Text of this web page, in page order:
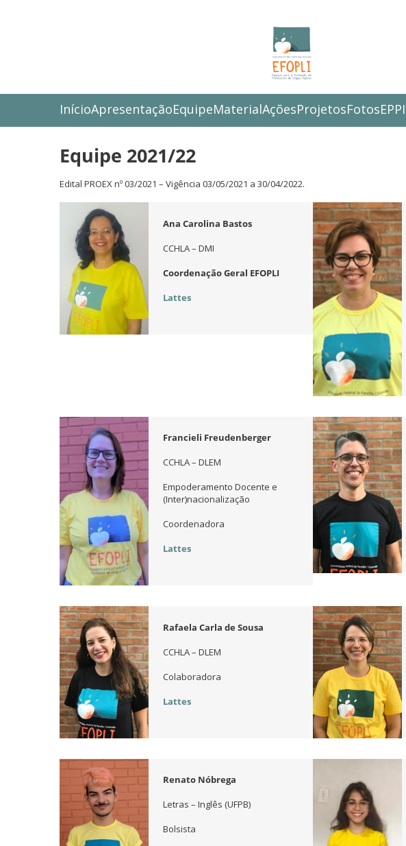
InícioApresentaçãoEquipeMaterialAçõesProjetosFotosEPPI
Equipe 2021/22
Edital PROEX nº 03/2021 – Vigência 03/05/2021 a 30/04/2022.
Ana Carolina Bastos
CCHLA – DMI
Coordenação Geral EFOPLI
Lattes
Francieli Freudenberger
CCHLA – DLEM
Empoderamento Docente e
(Inter)nacionalização
Coordenadora
Lattes
Rafaela Carla de Sousa
CCHLA – DLEM
Colaboradora
Lattes
Renato Nóbrega
Letras – Inglês (UFPB)
Bolsista